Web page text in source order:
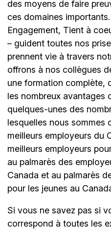
des moyens de faire
ces domaines
Engagement, Tient à
– guident toutes nos
prennent vie à travers
offrons à nos collègues
une formation complète,
les nombreux avantages
quelques-unes des
lesquelles nous sommes
meilleurs employeurs du
meilleurs employeurs
au palmarès des
Canada et au palmarès
pour les jeunes au
Si vous ne savez pas si
correspond à toutes les